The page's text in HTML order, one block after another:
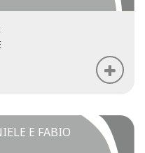
E FABIO